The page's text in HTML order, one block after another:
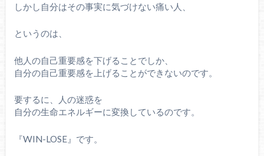
しかし自分はその事実に気づけない痛い人、
というのは、
他人の自己重要感を下げることでしか、
自分の自己重要感を上げることができないのです。
要するに、人の迷惑を
自分の生命エネルギーに変換しているのです。
『WIN-LOSE』です。